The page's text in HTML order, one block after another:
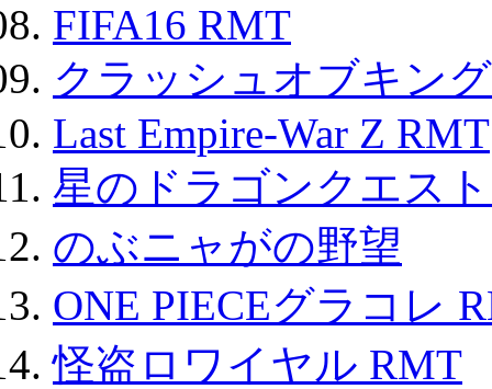
FIFA16 RMT
クラッシュオブキン
Last Empire-War Z RMT
星のドラゴンクエス
のぶニャがの野望
ONE PIECEグラコレ
怪盗ロワイヤル RMT